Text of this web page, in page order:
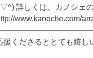
詳しくは、カノシェ
www.kanoche.com/
援くださるととても嬉